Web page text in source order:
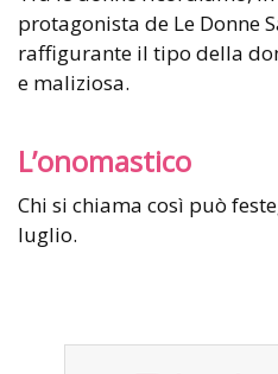
protagonista de Le Donne
raffigurante il tipo della
e maliziosa.
L’onomastico
Chi si chiama così può
luglio.